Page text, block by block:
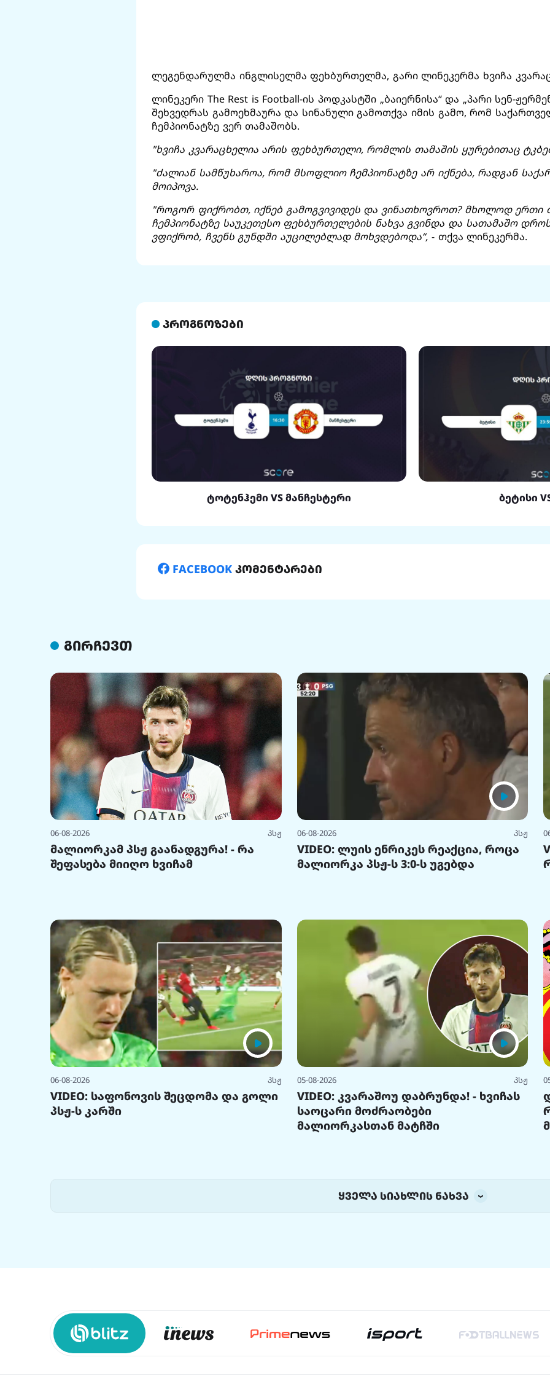
ლეგენდარულმა ინგლისელმა ფეხბურთელმა, გარი ლინეკერმა ხვიჩა
ლინეკერი The Rest is Football-ის პოდკასტში „ბაიერნისა“ და „პარი სენ-
შეხვედრას გამოეხმაურა და სინანული გამოთქვა იმის გამო, რომ
ჩემპიონატზე ვერ თამაშობს.
"ხვიჩა კვარაცხელია არის ფეხბურთელი, რომლის თამაშის ყურებითაც
"ძალიან სამწუხაროა, რომ მსოფლიო ჩემპიონატზე არ იქნება, რადგან
მოიპოვა.
"როგორ ფიქრობთ, იქნებ გამოგვივიდეს და ვინათხოვროთ? მხოლოდ
ჩემპიონატზე საუკეთესო ფეხბურთელების ნახვა გვინდა და სათამაშო
ვფიქრობ, ჩვენს გუნდში აუცილებლად მოხვდებოდა“, - თქვა ლინეკერმა.
პროგნოზები
ტოტენჰემი VS მანჩესტერი ბეტისი
FACEBOOK კომენტარები
გირჩევთ
06-08-2026 პსჟ
მალიორკამ პსჟ გაანადგურა! - რა
შეფასება მიიღო ხვიჩამ
06-08-2026 პსჟ
VIDEO: ლუის ენრიკეს რეაქცია, როცა
მალიორკა პსჟ-ს 3:0-ს უგებდა
06-08-2026 პსჟ
VIDEO: საფონოვის შეცდომა და გოლი
პსჟ-ს კარში
05-08-2026 პსჟ
VIDEO: კვარაშოუ დაბრუნდა! - ხვიჩას
საოცარი მოძრაობები
მალიორკასთან მატჩში
ყველა სიახლის ნახვა